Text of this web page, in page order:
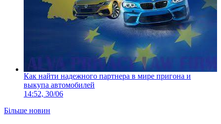
Как найти надежного партнера в мире пригона и
выкупа автомобилей
14:52, 30/06
Більше новин